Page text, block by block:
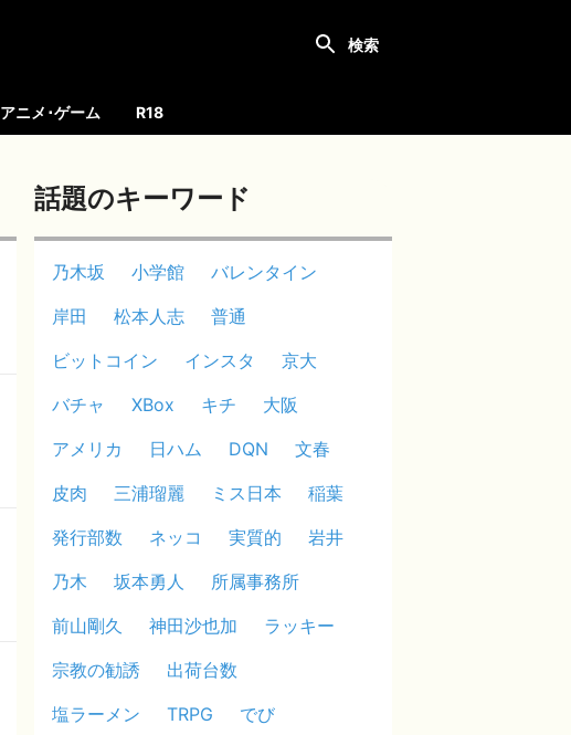
アニメ･ゲーム R18
話題のキーワード
乃木坂 小学館
バレンタイン
岸田
松本人志
普通
ビットコイン
インスタ
京大
バチャ
XBox キチ
大阪
アメリカ
日ハム DQN
文春
皮肉
三浦瑠麗 ミス日本
稲葉
発行部数
ネッコ 実質的
岩井
乃木
坂本勇人
所属事務所
前山剛久
神田沙也加
ラッキー
宗教の勧誘
出荷台数
塩ラーメン
TRPG
でび